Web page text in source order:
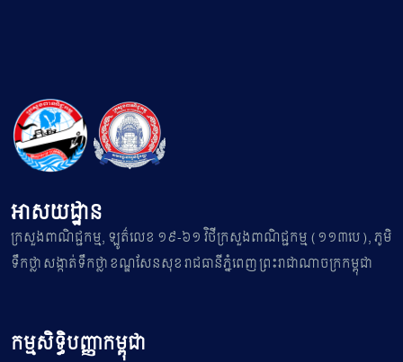
អាសយដ្ឋាន
ក្រសួងពាណិជ្ជកម្ម, ឡូត៌លេខ ១៩-៦១ វិថីក្រសួងពាណិជ្ជកម្ម (១១៣បេ), ភូមិ
ទឹកថ្លា សង្កាត់ទឹកថ្លា ខណ្ឌសែនសុខ រាជធានីភ្នំពេញ ព្រះរាជាណាចក្រកម្ពុជា
កម្មសិទ្ធិបញ្ញាកម្ពុជា